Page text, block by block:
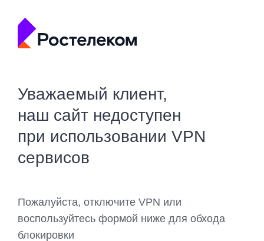
Уважаемый клиент,
наш сайт недоступен
при использовании VPN
сервисов
Пожалуйста, отключите VPN или
воспользуйтесь формой ниже для обхода
блокировки